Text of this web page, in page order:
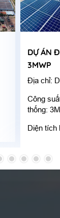
DỰ ÁN
3MWP
Địa chỉ:
Công
thống:
Diện tích